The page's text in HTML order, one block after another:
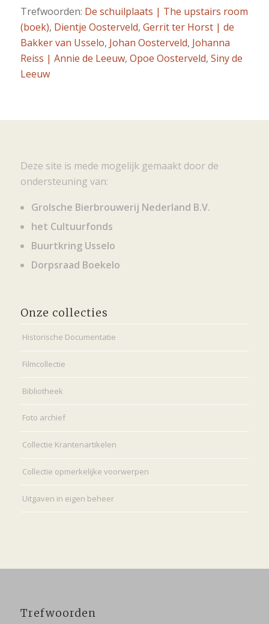
Trefwoorden: De schuilplaats | The upstairs room
(boek), Dientje Oosterveld, Gerrit ter Horst | de
Bakker van Usselo, Johan Oosterveld, Johanna
Reiss | Annie de Leeuw, Opoe Oosterveld, Siny de
Leeuw
Deze site is mede mogelijk gemaakt door de
ondersteuning van:
Grolsche Bierbrouwerij Nederland B.V.
het Cultuurfonds
Buurtkring Usselo
Dorpsraad Boekelo
Onze collecties
Historische Documentatie
Filmcollectie
Bibliotheek
Foto archief
Collectie Krantenartikelen
Collectie opmerkelijke voorwerpen
Uitgaven in eigen beheer
Trefwoorden